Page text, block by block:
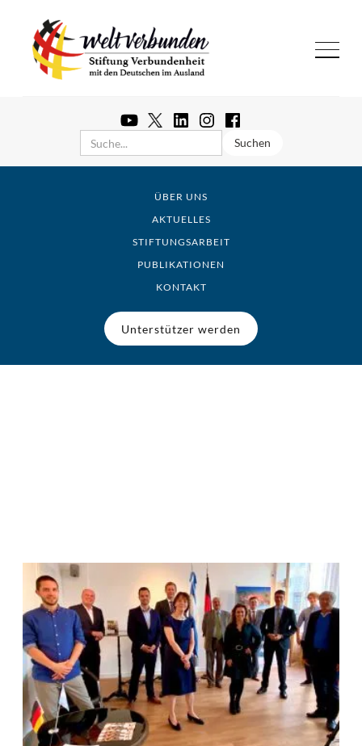
ÜBER UNS
AKTUELLES
STIFTUNGSARBEIT
PUBLIKATIONEN
KONTAKT
Unterstützer werden